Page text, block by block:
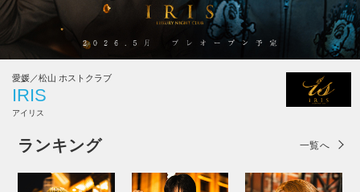
愛媛／松山 ホストクラブ
IRIS
アイリス
ランキング 一覧へ